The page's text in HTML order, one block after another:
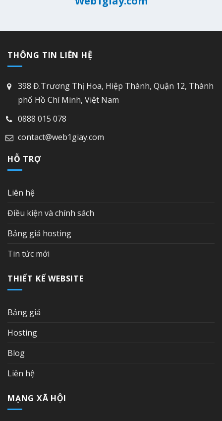
THÔNG TIN LIÊN HỆ
398 Đ.Trương Thị Hoa, Hiệp Thành, Quận 12, Thành
phố Hồ Chí Minh, Việt Nam
0888 015 078
contact@web1giay.com
HỖ TRỢ
Liên hệ
Điều kiện và chính sách
Bảng giá hosting
Tin tức mới
THIẾT KẾ WEBSITE
Bảng giá
Hosting
Blog
Liên hệ
MẠNG XÃ HỘI